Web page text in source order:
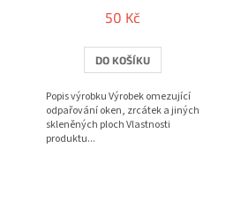
50 Kč
DO KOŠÍKU
Popis výrobku Výrobek omezující
odpařování oken, zrcátek a jiných
skleněných ploch Vlastnosti
produktu...